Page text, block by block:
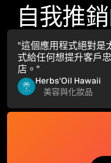
自我推
"這個應用程式絕對是
式給任何想提升客戶
店。"
Herbs'Oil Hawaii
美容與化妝品